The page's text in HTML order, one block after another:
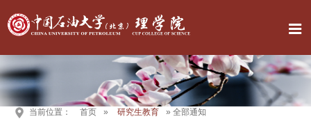
当前位置： 首页 » 研究生教育 » 全部通知